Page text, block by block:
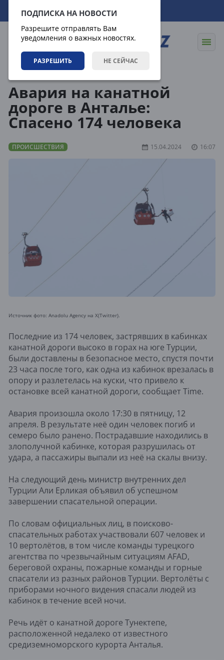
ПОДПИСКА НА НОВОСТИ
Разрешите отправлять Вам
уведомления о важных новостях.
РАЗРЕШИТЬ НЕ СЕЙЧАС
07.08.2026 16:04:50
Авария на канатной
дороге в Анталье:
Спасено 174 человека
ПРОИСШЕСТВИЯ 15.04.2024 16:07
Источник фото: Anadolu Agency на X(Twitter).
Последние из 174 человек, застрявших в кабинках
канатной дороги высоко в горах на юге Турции,
были доставлены в безопасное место, спустя почти
23 часа после того, как одна из кабинок врезалась в
опору и разлетелась на куски, что привело к
остановке всей канатной дороги, сообщает Time.
Авария произошла около 17:30 в пятницу, 12
апреля. В результате неё один человек погиб и
семеро было ранено. Пострадавшие находились в
злополучной кабинке, которая разрушилась от
удара, а пассажиры выпали из неё на скалы внизу.
На следующий день министр внутренних дел
Турции Али Ерликая объявил об успешном
завершении спасательной операции.
По словам официальных лиц, в поисково-
спасательных работах участвовали 607 человек и
10 вертолётов, в том числе команды турецкого
агентства по чрезвычайным ситуациям AFAD,
береговой охраны, пожарные команды и горные
спасатели из разных районов Турции. Вертолёты с
приборами ночного видения спасали людей из
кабинок в течение всей ночи.
Речь идёт о канатной дороге Тунектепе,
расположенной недалеко от известного
средиземноморского курорта Анталья.